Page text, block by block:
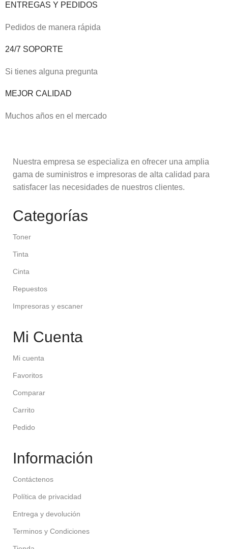
ENTREGAS Y PEDIDOS
Pedidos de manera rápida
24/7 SOPORTE
Si tienes alguna pregunta
MEJOR CALIDAD
Muchos años en el mercado
Nuestra empresa se especializa en ofrecer una amplia
gama de suministros e impresoras de alta calidad para
satisfacer las necesidades de nuestros clientes.
Categorías
Toner
Tinta
Cinta
Repuestos
Impresoras y escaner
Mi Cuenta
Mi cuenta
Favoritos
Comparar
Carrito
Pedido
Información
Contáctenos
Política de privacidad
Entrega y devolución
Terminos y Condiciones